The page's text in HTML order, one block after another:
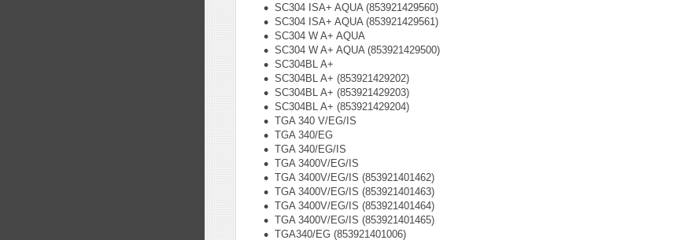
SC304 ISA+ AQUA (853921429560)
SC304 ISA+ AQUA (853921429561)
SC304 W A+ AQUA
SC304 W A+ AQUA (853921429500)
SC304BL A+
SC304BL A+ (853921429202)
SC304BL A+ (853921429203)
SC304BL A+ (853921429204)
TGA 340 V/EG/IS
TGA 340/EG
TGA 340/EG/IS
TGA 3400V/EG/IS
TGA 3400V/EG/IS (853921401462)
TGA 3400V/EG/IS (853921401463)
TGA 3400V/EG/IS (853921401464)
TGA 3400V/EG/IS (853921401465)
TGA340/EG (853921401006)